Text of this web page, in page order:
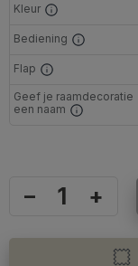
Kleur
Bediening
Flap
Geef je raamdecoratie
een naam
– +